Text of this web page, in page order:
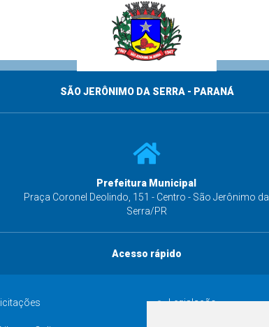
SÃO JERÔNIMO DA SERRA - PARANÁ
Prefeitura Municipal
Praça Coronel Deolindo, 151 - Centro - São Jerônimo da
Serra/PR
Acesso rápido
Licitações Legislação